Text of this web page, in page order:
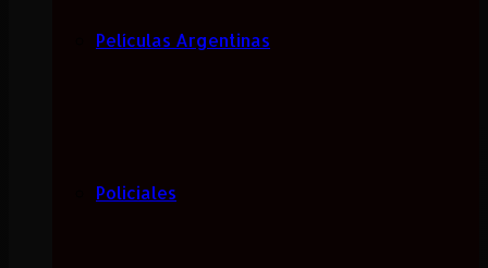
Películas Argentinas
Policiales